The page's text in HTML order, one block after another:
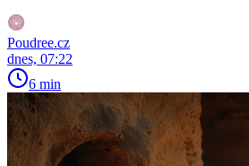
Poudree.cz
dnes, 07:22
6 min